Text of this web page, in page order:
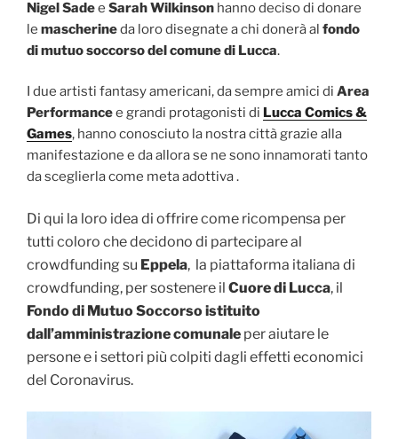
Nigel Sadee Sarah Wilkinson hanno deciso di donare
le mascherineda loro disegnate a chi donerà al fondo
di mutuo soccorso del comune di Lucca.
I due artisti fantasy americani, da sempre amici di Area
Performancee grandi protagonisti di Lucca Comics &
Games, hanno conosciuto la nostra città grazie alla
manifestazione e da allora se ne sono innamorati tanto
da sceglierla come meta adottiva .
Di qui la loro idea di offrire come ricompensa per
tutti coloro che decidono di partecipare al
crowdfunding su Eppela, la piattaforma italiana di
crowdfunding, per sostenere il Cuore di Lucca, il
Fondo di Mutuo Soccorso istituito
dall’amministrazione comunale per aiutare le
persone e i settori più colpiti dagli effetti economici
del Coronavirus.